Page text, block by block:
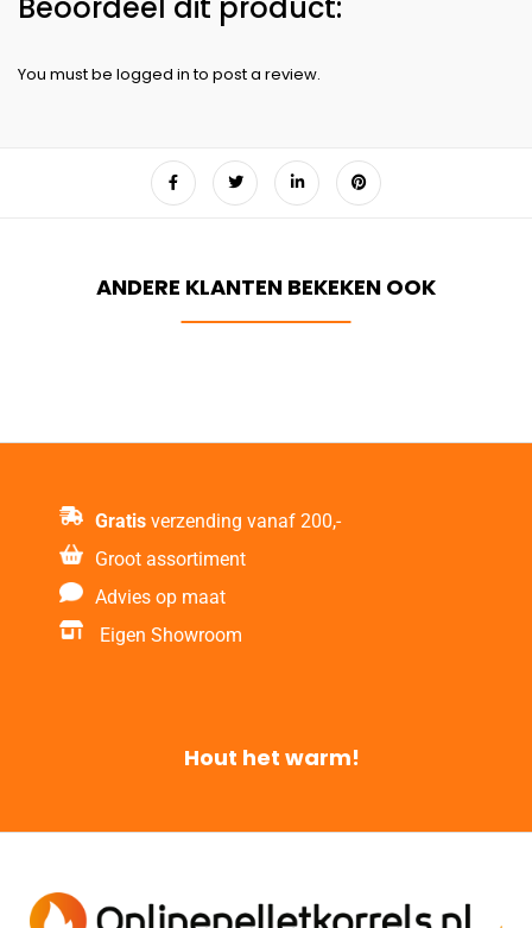
You must be logged into post a review.
Gratis verzending vanaf 200,-
Groot assortiment
Advies op maat
Eigen Showroom
Hout het warm!